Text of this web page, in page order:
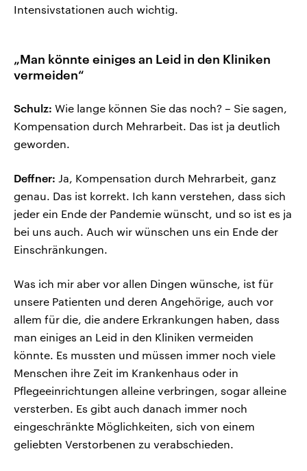
Intensivstationen auch wichtig.
„Man könnte einiges an Leid in den Kliniken
vermeiden“
Schulz: Wie lange können Sie das noch? – Sie sagen,
Kompensation durch Mehrarbeit. Das ist ja deutlich
geworden.
Deffner: Ja, Kompensation durch Mehrarbeit, ganz
genau. Das ist korrekt. Ich kann verstehen, dass sich
jeder ein Ende der Pandemie wünscht, und so ist es ja
bei uns auch. Auch wir wünschen uns ein Ende der
Einschränkungen.
Was ich mir aber vor allen Dingen wünsche, ist für
unsere Patienten und deren Angehörige, auch vor
allem für die, die andere Erkrankungen haben, dass
man einiges an Leid in den Kliniken vermeiden
könnte. Es mussten und müssen immer noch viele
Menschen ihre Zeit im Krankenhaus oder in
Pflegeeinrichtungen alleine verbringen, sogar alleine
versterben. Es gibt auch danach immer noch
eingeschränkte Möglichkeiten, sich von einem
geliebten Verstorbenen zu verabschieden.